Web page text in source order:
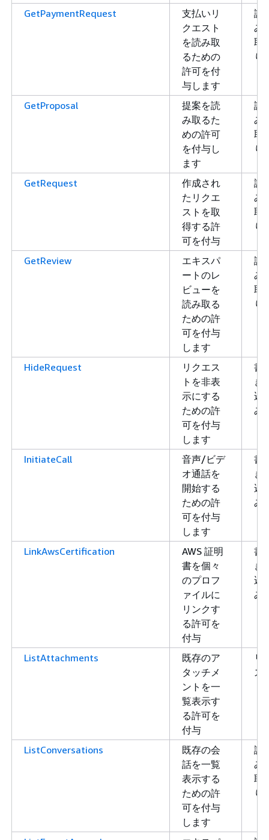
GetPaymentRequest
支払いリ
クエスト
を読み取
るための
許可を付
与します
読
み
取
り
GetProposal
提案を読
み取るた
めの許可
を付与し
ます
読
み
取
り
GetRequest
作成され
たリクエ
ストを取
得する許
可を付与
読
み
取
り
GetReview
エキスパ
ートのレ
ビューを
読み取る
ための許
可を付与
します
読
み
取
り
HideRequest
リクエス
トを非表
示にする
ための許
可を付与
します
書
き
込
み
InitiateCall
音声/ビデ
オ通話を
開始する
ための許
可を付与
します
書
き
込
み
LinkAwsCertification
AWS 証明
書を個々
のプロフ
ァイルに
リンクす
る許可を
付与
書
き
込
み
ListAttachments
既存のア
タッチメ
ントを一
覧表示す
る許可を
付与
リ
ス
ListConversations
既存の会
話を一覧
表示する
ための許
可を付与
します
読
み
取
り